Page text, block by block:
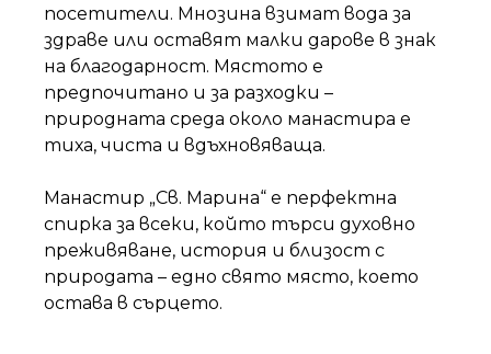
посетители. Мнозина взимат вода за
здраве или оставят малки дарове в знак
на благодарност. Мястото е
предпочитано и за разходки –
природната среда около манастира е
тиха, чиста и вдъхновяваща.
Манастир „Св. Марина“ е перфектна
спирка за всеки, който търси духовно
преживяване, история и близост с
природата – едно свято място, което
остава в сърцето.